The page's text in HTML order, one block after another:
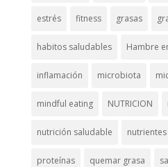
estrés fitness grasas
habitos saludables Hambre
inflamación microbiota
mindful eating NUTRICION
nutrición saludable nutrientes
proteínas quemar grasa